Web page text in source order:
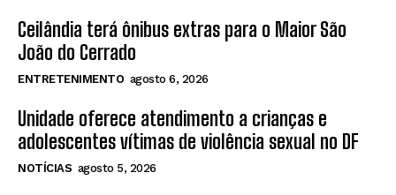
Ceilândia terá ônibus extras para o Maior São
João do Cerrado
ENTRETENIMENTO agosto 6, 2026
Unidade oferece atendimento a crianças e
adolescentes vítimas de violência sexual no DF
NOTÍCIAS agosto 5, 2026